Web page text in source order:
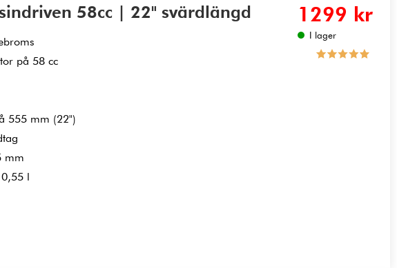
58cc | 22" svärdlängd
på 58 cc
555 mm (22")
mm
l
1299 kr
I lager